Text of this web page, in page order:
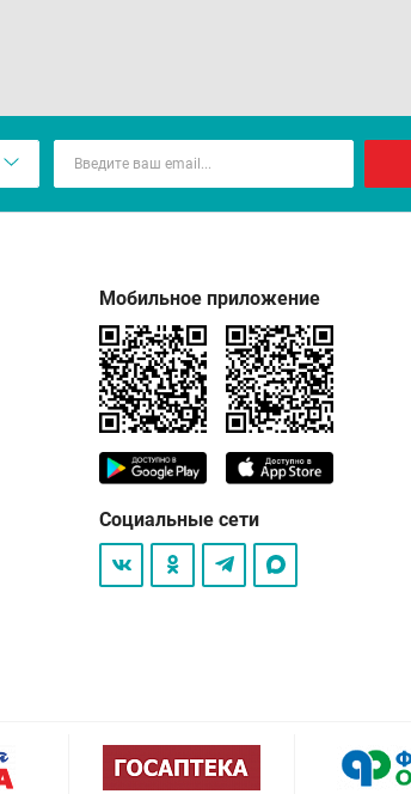
Мобильное приложение
Социальные сети